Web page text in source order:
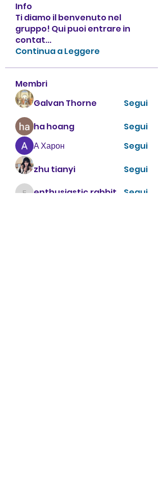
Info
Ti diamo il benvenuto nel
gruppo! Qui puoi entrare in
contat...
Continua a Leggere
Membri
Galvan Thorne
Segui
ha hoang
Segui
А Харон
Segui
zhu tianyi
Segui
Segui